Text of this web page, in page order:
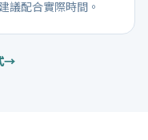
議配合實際時間。